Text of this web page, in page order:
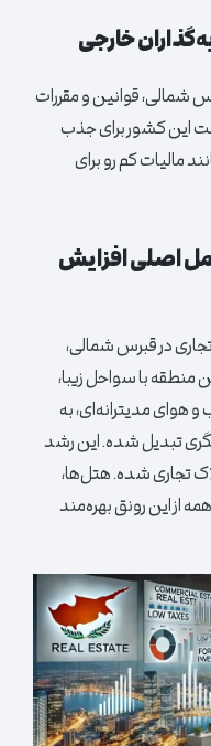
خارجی
شمالی، قوانین و مقررات
این کشور برای جذب
مالیات کم رو برای
اصلی افزایش
در قبرس شمالی،
با سواحل زیبا،
هوای مدیترانه‌ای، به
تبدیل شده. این رشد
تجاری شده. هتل‌ها،
از این رونق بهره‌مند